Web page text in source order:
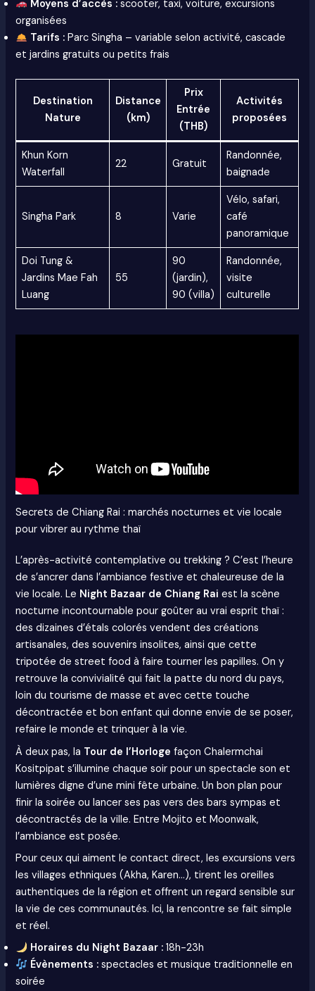
Moyens d’accès : scooter, taxi, voiture, excursions
organisées
Tarifs : Parc Singha – variable selon activité, cascade
et jardins gratuits ou petits frais
Destination
Nature
Distance
(km)
Prix
Entrée
(THB)
Activités
proposées
Khun Korn
Waterfall
22 Gratuit
Randonnée,
baignade
Singha Park 8 Varie
Vélo, safari,
café
panoramique
Doi Tung &
Jardins Mae Fah
Luang
55
90
(jardin),
90 (villa)
Randonnée,
visite
culturelle
Secrets de Chiang Rai : marchés nocturnes et vie locale
pour vibrer au rythme thaï
L’après-activité contemplative ou trekking ? C’est l’heure
de s’ancrer dans l’ambiance festive et chaleureuse de la
vie locale. Le Night Bazaar de Chiang Rai est la scène
nocturne incontournable pour goûter au vrai esprit thaï :
des dizaines d’étals colorés vendent des créations
artisanales, des souvenirs insolites, ainsi que cette
tripotée de street food à faire tourner les papilles. On y
retrouve la convivialité qui fait la patte du nord du pays,
loin du tourisme de masse et avec cette touche
décontractée et bon enfant qui donne envie de se poser,
refaire le monde et trinquer à la vie.
À deux pas, la Tour de l’Horloge façon Chalermchai
Kositpipat s’illumine chaque soir pour un spectacle son et
lumières digne d’une mini fête urbaine. Un bon plan pour
finir la soirée ou lancer ses pas vers des bars sympas et
décontractés de la ville. Entre Mojito et Moonwalk,
l’ambiance est posée.
Pour ceux qui aiment le contact direct, les excursions vers
les villages ethniques (Akha, Karen…), tirent les oreilles
authentiques de la région et offrent un regard sensible sur
la vie de ces communautés. Ici, la rencontre se fait simple
et réel.
Horaires du Night Bazaar : 18h-23h
Évènements : spectacles et musique traditionnelle en
soirée